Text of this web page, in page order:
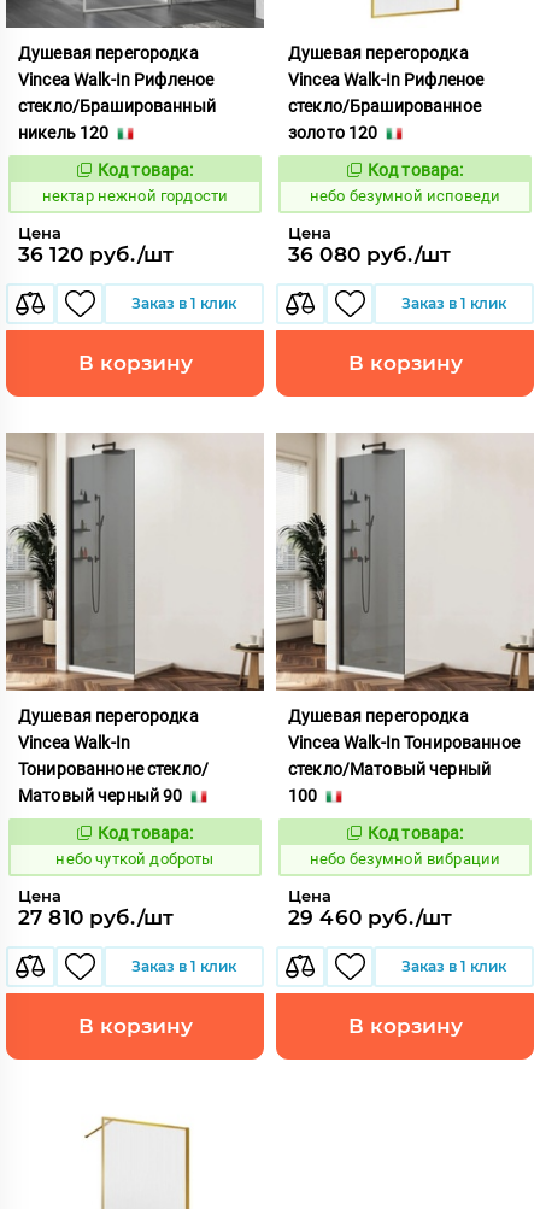
Душевая перегородка
Vincea Walk-In Рифленое
стекло/Брашированный
никель 120
Код:
1133018
Код товара:
нектар нежной гордости
Цена
36 120 руб./шт
Заказ в 1 клик
В корзину
Душевая перегородка
Vincea Walk-In Рифленое
стекло/Брашированное
золото 120
Код:
1124160
Код товара:
небо безумной исповеди
Цена
36 080 руб./шт
Заказ в 1 клик
В корзину
Душевая перегородка
Vincea Walk-In
Тонированноне стекло/
Матовый черный 90
Код:
1124122
Код товара:
небо чуткой доброты
Цена
27 810 руб./шт
Заказ в 1 клик
В корзину
Душевая перегородка
Vincea Walk-In Тонированное
стекло/Матовый черный
100
Код:
1124135
Код товара:
небо безумной вибрации
Цена
29 460 руб./шт
Заказ в 1 клик
В корзину